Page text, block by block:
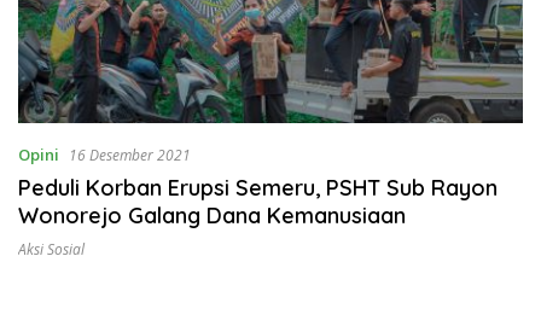
Opini 16 Desember 2021
Peduli Korban Erupsi Semeru, PSHT Sub Rayon
Wonorejo Galang Dana Kemanusiaan
Aksi Sosial